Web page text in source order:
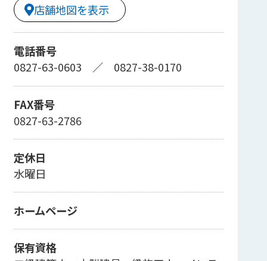
店舗地図を表示
電話番号
0827-63-0603 ／ 0827-38-0170
FAX番号
0827-63-2786
定休日
水曜日
ホームページ
保有資格